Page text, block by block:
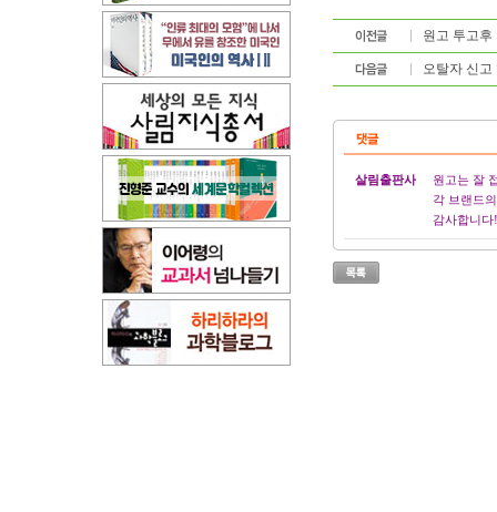
원고 투고후
오탈자 신고
살림출판사
원고는 잘
각 브랜드
감사합니다!